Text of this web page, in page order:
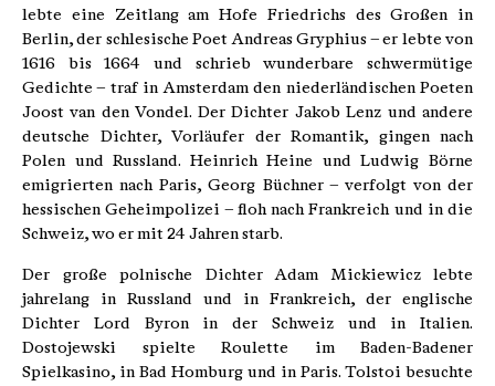
lebte eine Zeitlang am Hofe Friedrichs des Großen in
Berlin, der schlesische Poet Andreas Gryphius – er lebte von
1616 bis 1664 und schrieb wunderbare schwermütige
Gedichte – traf in Amsterdam den niederländischen Poeten
Joost van den Vondel. Der Dichter Jakob Lenz und andere
deutsche Dichter, Vorläufer der Romantik, gingen nach
Polen und Russland. Heinrich Heine und Ludwig Börne
emigrierten nach Paris, Georg Büchner – verfolgt von der
hessischen Geheimpolizei – floh nach Frankreich und in die
Schweiz, wo er mit 24 Jahren starb.
Der große polnische Dichter Adam Mickiewicz lebte
jahrelang in Russland und in Frankreich, der englische
Dichter Lord Byron in der Schweiz und in Italien.
Dostojewski spielte Roulette im Baden-Badener
Spielkasino, in Bad Homburg und in Paris. Tolstoi besuchte